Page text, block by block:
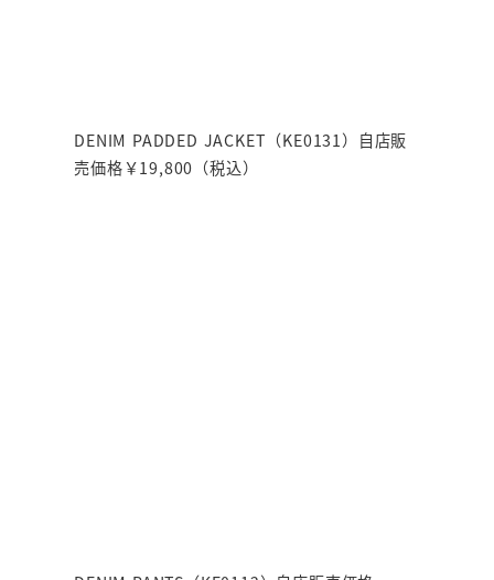
DENIM PADDED JACKET（KE0131）自店販
売価格￥19,800（税込）